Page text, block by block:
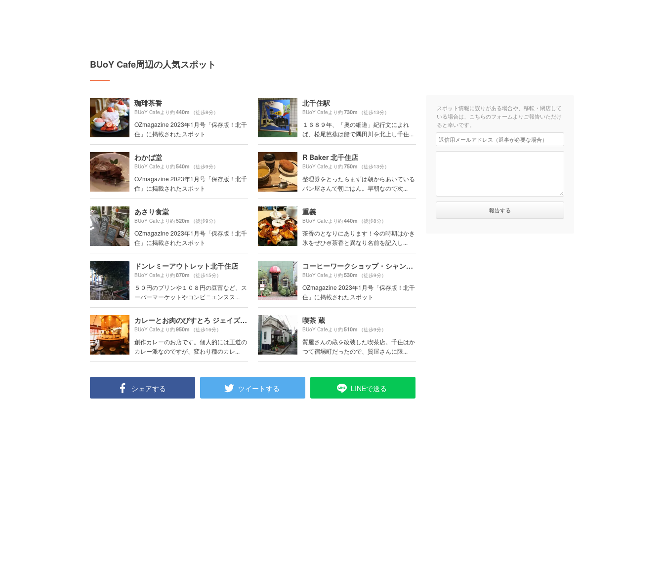
BUoY Cafe周辺の人気スポット
珈琲茶香
BUoY Cafeより約440m （徒歩8分）
OZmagazine 2023年1月号「保存版！北千
住」に掲載されたスポット
北千住駅
BUoY Cafeより約730m （徒歩13分）
１６８９年、「奥の細道」紀行文によれ
ば、松尾芭蕉は船で隅田川を北上し千住...
わかば堂
BUoY Cafeより約540m （徒歩9分）
OZmagazine 2023年1月号「保存版！北千
住」に掲載されたスポット
R Baker 北千住店
BUoY Cafeより約750m （徒歩13分）
整理券をとったらまずは朝からあいている
パン屋さんで朝ごはん。早朝なので次...
あさり食堂
BUoY Cafeより約520m （徒歩9分）
OZmagazine 2023年1月号「保存版！北千
住」に掲載されたスポット
重義
BUoY Cafeより約440m （徒歩8分）
茶香のとなりにあります！今の時期はかき
氷をぜひ🍧茶香と異なり名前を記入し...
ドンレミーアウトレット北千住店
BUoY Cafeより約870m （徒歩15分）
５０円のプリンや１０８円の豆富など、ス
ーパーマーケットやコンビニエンスス...
コーヒーワークショップ・シャンティ （Coffee Work Shop Shanty）
BUoY Cafeより約530m （徒歩9分）
OZmagazine 2023年1月号「保存版！北千
住」に掲載されたスポット
カレーとお肉のびすとろ ジェイズカレー 北千住店
BUoY Cafeより約950m （徒歩16分）
創作カレーのお店です。個人的には王道の
カレー派なのですが、変わり種のカレ...
喫茶 蔵
BUoY Cafeより約510m （徒歩9分）
質屋さんの蔵を改装した喫茶店。千住はか
つて宿場町だったので、質屋さんに限...
シェアする ツイートする LINEで送る
スポット情報に誤りがある場合や、移転・閉店して
いる場合は、こちらのフォームよりご報告いただけ
ると幸いです。